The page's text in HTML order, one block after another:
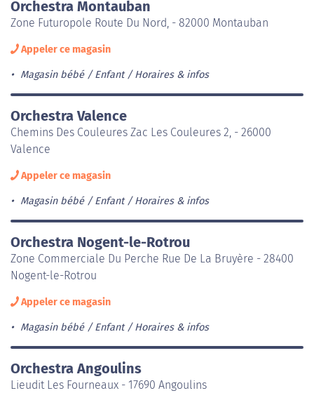
Orchestra Montauban
Zone Futuropole Route Du Nord, - 82000 Montauban
Appeler ce magasin
Magasin bébé / Enfant Horaires & infos
Orchestra Valence
Chemins Des Couleures Zac Les Couleures 2, - 26000
Valence
Appeler ce magasin
Magasin bébé / Enfant Horaires & infos
Orchestra Nogent-le-Rotrou
Zone Commerciale Du Perche Rue De La Bruyère - 28400
Nogent-le-Rotrou
Appeler ce magasin
Magasin bébé / Enfant Horaires & infos
Orchestra Angoulins
Lieudit Les Fourneaux - 17690 Angoulins